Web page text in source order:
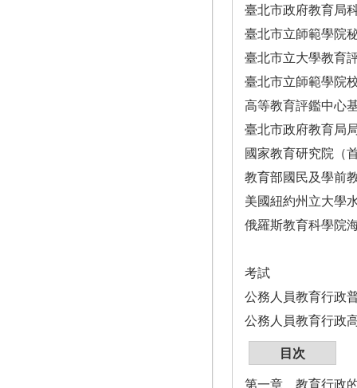
臺北市政府教育局
臺北市立師範學院
臺北市立大學教育
臺北市立師範學院
高等教育評鑑中心
臺北市政府教育局
國家教育研究院（
教育部國民及學前
美國紐約州立大學
俄羅斯教育科學院
考試
公務人員教育行政
公務人員教育行政
目次
第一章 教育行政